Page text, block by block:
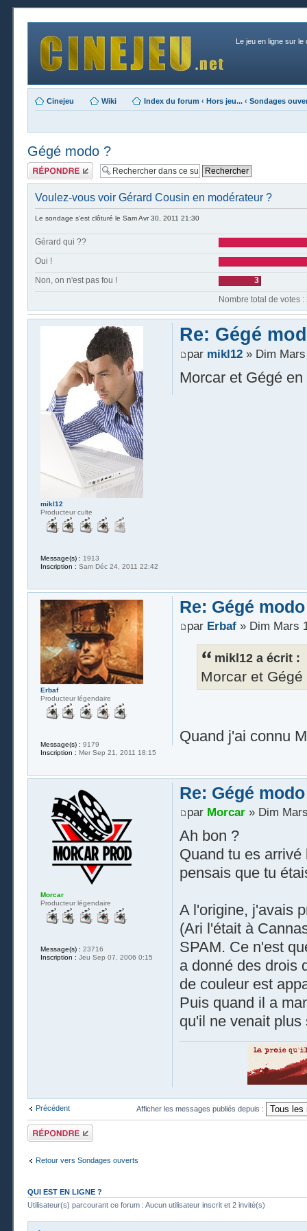
Le jeu en ligne sur le
Cinejeu Wiki Index du forum ‹ Hors jeu... ‹ Sondages
Gégé modo ?
Publier une
réponse
Voulez-vous voir Gérard Cousin en modérateur ?
Le sondage s’est clôturé le Sam Avr 30, 2011 21:30
Gérard qui ??
Oui !
Non, on n'est pas fou !
3
Re: Gégé
par mikl12» Dim Mars
Morcar et Gégé
mikl12
Producteur culte
Message(s) : 1913
Inscription : Sam Déc 24, 2011 22:42
Re: Gégé
par Erbaf» Dim Mars
mikl12 a écrit :
Morcar et
Quand j'ai connu
Erbaf
Producteur légendaire
Message(s) : 9179
Inscription : Mer Sep 21, 2011 18:15
Re: Gégé
par Morcar» Dim
Ah bon ?
Quand tu es
pensais que tu
A l'origine, j'avais
(Ari l'était à
SPAM. Ce n'est
a donné des drois
de couleur est
Puis quand il a
qu'il ne venait
Morcar
Producteur légendaire
Message(s) : 23716
Inscription : Jeu Sep 07, 2006 0:15
Précédent Afficher les messages publiés depuis :
Publier une
réponse
Retour vers Sondages ouverts
QUI EST EN LIGNE ?
Utilisateur(s) parcourant ce forum : Aucun utilisateur inscrit et 2 invité(s)